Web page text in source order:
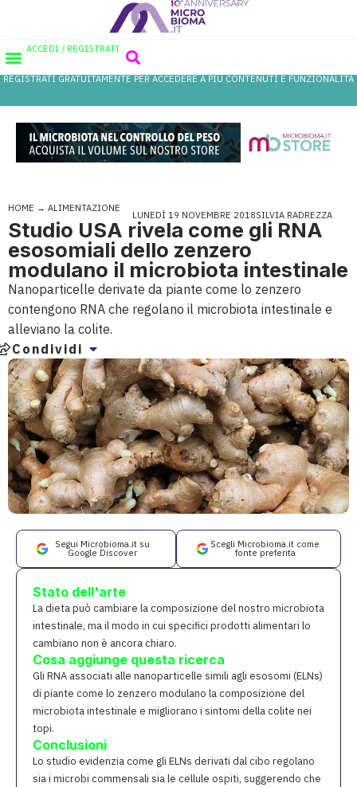
ACCEDI / REGISTRATI
REGISTRATI GRATUITAMENTE PER ACCEDERE A PIÙ CONTENUTI E FUNZIONALITÀ
HOME → ALIMENTAZIONE
LUNEDÌ 19 NOVEMBRE 2018SILVIA RADREZZA
Studio USA rivela come gli RNA
esosomiali dello zenzero
modulano il microbiota intestinale
Nanoparticelle derivate da piante come lo zenzero
contengono RNA che regolano il microbiota intestinale e
alleviano la colite.
Condividi
Segui Microbioma.it su
Google Discover
Scegli Microbioma.it come
fonte preferita
Stato dell'arte
La dieta può cambiare la composizione del nostro microbiota
intestinale, ma il modo in cui specifici prodotti alimentari lo
cambiano non è ancora chiaro.
Cosa aggiunge questa ricerca
Gli RNA associati alle nanoparticelle simili agli esosomi (ELNs)
di piante come lo zenzero modulano la composizione del
microbiota intestinale e migliorano i sintomi della colite nei
topi.
Conclusioni
Lo studio evidenzia come gli ELNs derivati dal cibo regolano
sia i microbi commensali sia le cellule ospiti, suggerendo che